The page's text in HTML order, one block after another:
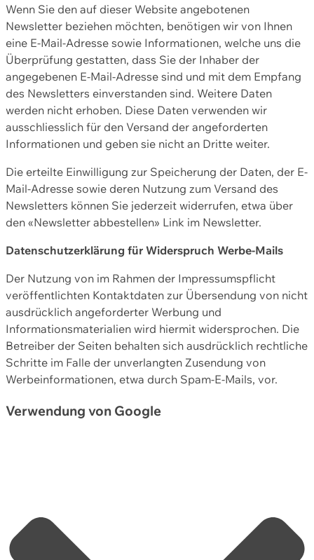
Wenn Sie den auf dieser Website angebotenen
Newsletter beziehen möchten, benötigen wir von Ihnen
eine E-Mail-Adresse sowie Informationen, welche uns die
Überprüfung gestatten, dass Sie der Inhaber der
angegebenen E-Mail-Adresse sind und mit dem Empfang
des Newsletters einverstanden sind. Weitere Daten
werden nicht erhoben. Diese Daten verwenden wir
ausschliesslich für den Versand der angeforderten
Informationen und geben sie nicht an Dritte weiter.
Die erteilte Einwilligung zur Speicherung der Daten, der E-
Mail-Adresse sowie deren Nutzung zum Versand des
Newsletters können Sie jederzeit widerrufen, etwa über
den «Newsletter abbestellen» Link im Newsletter.
Datenschutzerklärung für Widerspruch Werbe-Mails
Der Nutzung von im Rahmen der Impressumspflicht
veröffentlichten Kontaktdaten zur Übersendung von nicht
ausdrücklich angeforderter Werbung und
Informationsmaterialien wird hiermit widersprochen. Die
Betreiber der Seiten behalten sich ausdrücklich rechtliche
Schritte im Falle der unverlangten Zusendung von
Werbeinformationen, etwa durch Spam-E-Mails, vor.
Verwendung von Google